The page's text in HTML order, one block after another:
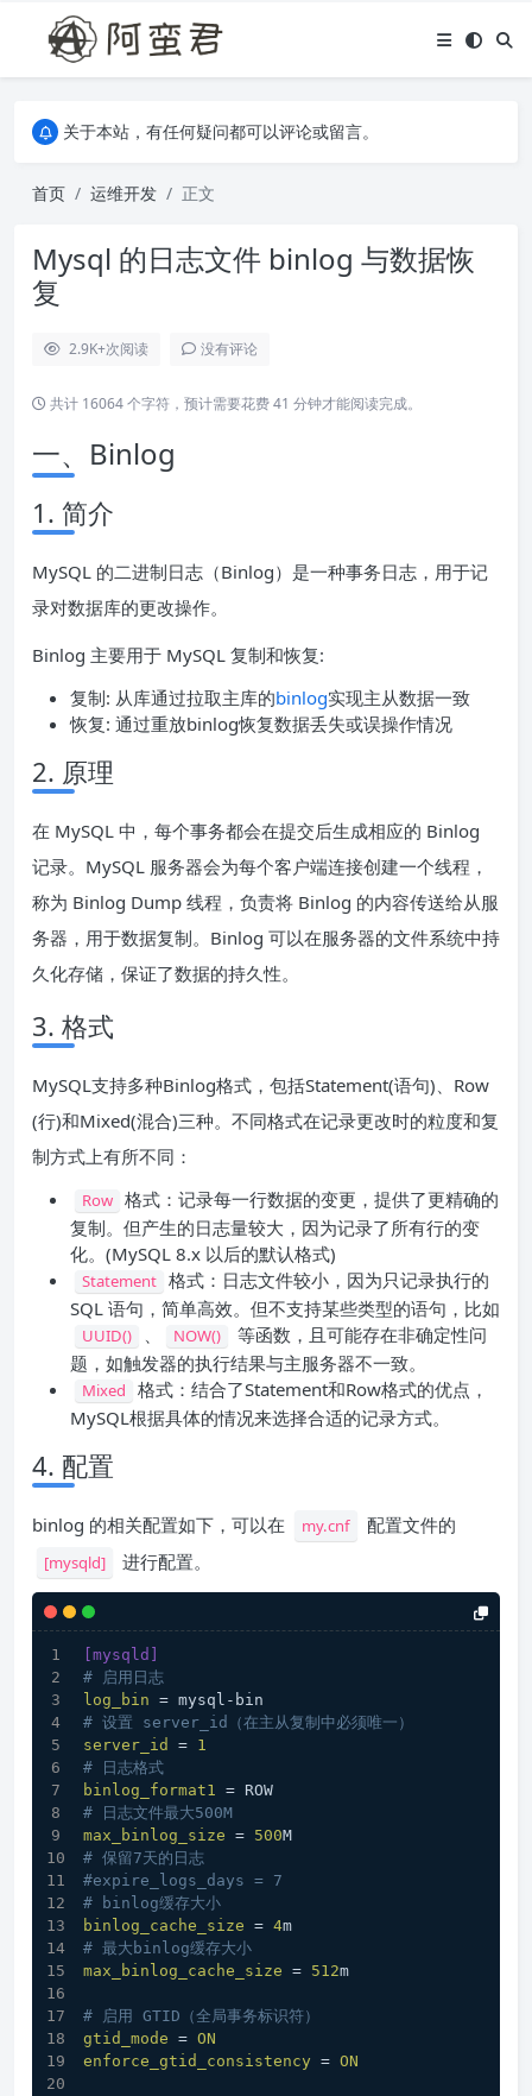
关于本站，有任何疑问都可以评论或留言。
关于本站，有任何疑问都可以评论或留言。
首页
运维开发 正文
Mysql 的日志文件 binlog 与数据恢
复
2.9K+次阅读 没有评论
共计 16064 个字符，预计需要花费 41 分钟才能阅读完成。
一、Binlog
1. 简介
MySQL 的二进制日志（Binlog）是一种事务日志，用于记
录对数据库的更改操作。
Binlog 主要用于 MySQL 复制和恢复:
复制: 从库通过拉取主库的binlog实现主从数据一致
恢复: 通过重放binlog恢复数据丢失或误操作情况
2. 原理
在 MySQL 中，每个事务都会在提交后生成相应的 Binlog
记录。MySQL 服务器会为每个客户端连接创建一个线程，
称为 Binlog Dump 线程，负责将 Binlog 的内容传送给从服
务器，用于数据复制。Binlog 可以在服务器的文件系统中持
久化存储，保证了数据的持久性。
3. 格式
MySQL支持多种Binlog格式，包括Statement(语句)、Row
(行)和Mixed(混合)三种。不同格式在记录更改时的粒度和复
制方式上有所不同：
Row 格式：记录每一行数据的变更，提供了更精确的
复制。但产生的日志量较大，因为记录了所有行的变
化。(MySQL 8.x 以后的默认格式)
Statement 格式：日志文件较小，因为只记录执行的
SQL 语句，简单高效。但不支持某些类型的语句，比如
UUID() 、 NOW()
等函数，且可能存在非确定性问
题，如触发器的执行结果与主服务器不一致。
Mixed
格式：结合了Statement和Row格式的优点，
MySQL根据具体的情况来选择合适的记录方式。
4. 配置
binlog 的相关配置如下，可以在 my.cnf 配置文件的
[mysqld] 进行配置。
[mysqld]
# 启用日志
log_bin = mysql-bin
# 设置 server_id（在主从复制中必须唯一）
server_id
= 1
# 日志格式
binlog_format1 = ROW
# 日志文件最大500M
max_binlog_size = 500M
# 保留7天的日志
#expire_logs_days = 7
# binlog缓存大小
binlog_cache_size = 4m
# 最大binlog缓存大小
max_binlog_cache_size = 512m
# 启用 GTID（全局事务标识符）
gtid_mode = ON
enforce_gtid_consistency = ON